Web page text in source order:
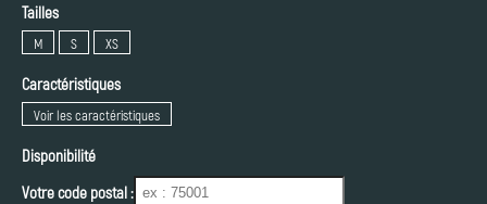
Tailles
M S XS
Caractéristiques
Voir les caractéristiques
Disponibilité
Votre code postal :